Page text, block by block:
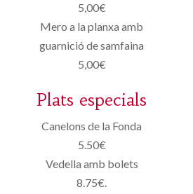
5,00€
Mero a la planxa amb
guarnició de samfaina
5,00€
Plats especials
Canelons de la Fonda
5.50€
Vedella amb bolets
8.75€.